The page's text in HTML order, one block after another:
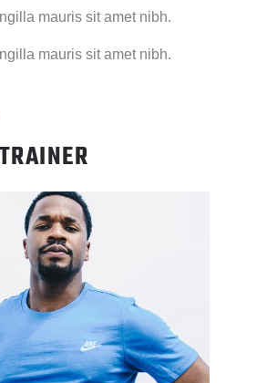
mauris sit amet nibh.
mauris sit amet nibh.